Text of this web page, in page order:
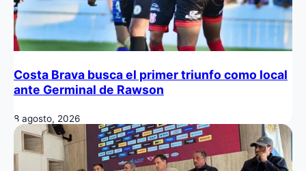
Costa Brava busca el primer triunfo como local
ante Germinal de Rawson
8 agosto, 2026